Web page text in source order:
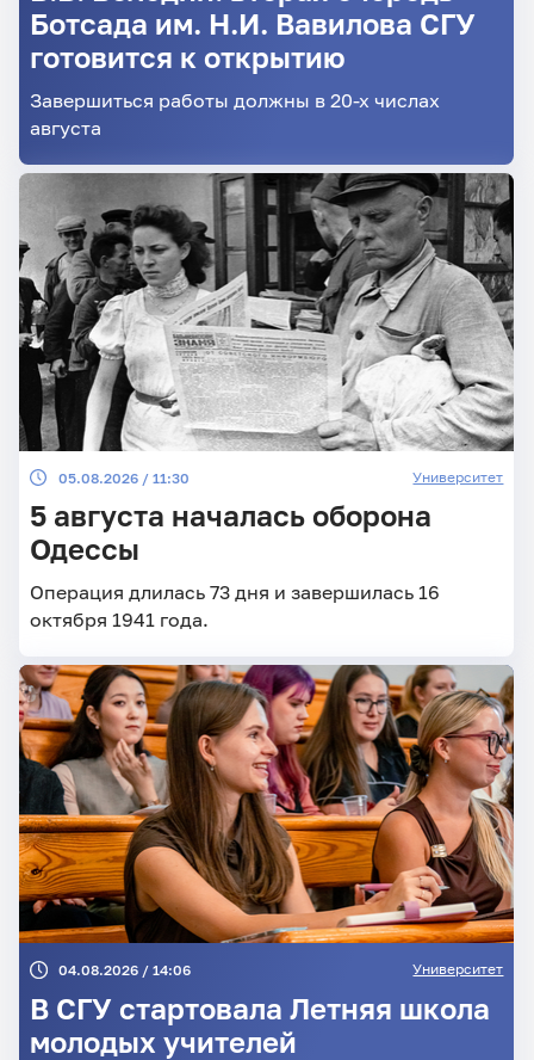
Ботсада им. Н.И. Вавилова СГУ
готовится к открытию
Завершиться работы должны в 20-х числах
августа
05.08.2026 / 11:30 Университет
5 августа началась оборона
Одессы
Операция длилась 73 дня и завершилась 16
октября 1941 года.
04.08.2026 / 14:06 Университет
В СГУ стартовала Летняя школа
молодых учителей